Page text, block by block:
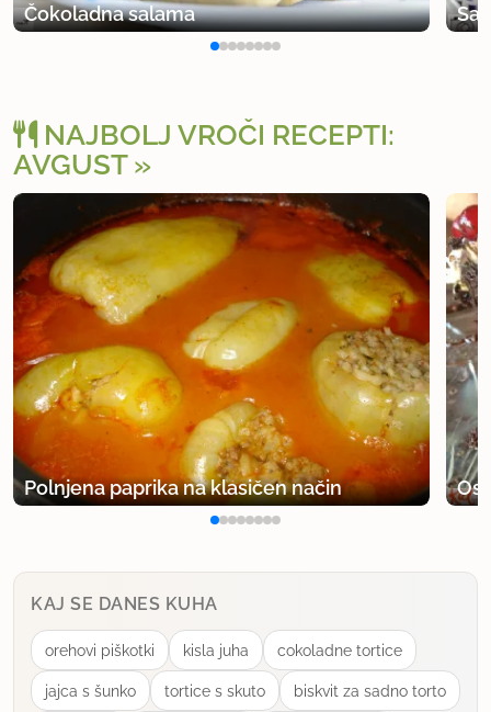
Čokoladna salama
NAJBOLJ VROČI RECEPTI:
AVGUST
Polnjena paprika na klasičen način
KAJ SE DANES KUHA
orehovi piškotki kisla juha cokoladne tortice
jajca s šunko tortice s skuto biskvit za sadno torto